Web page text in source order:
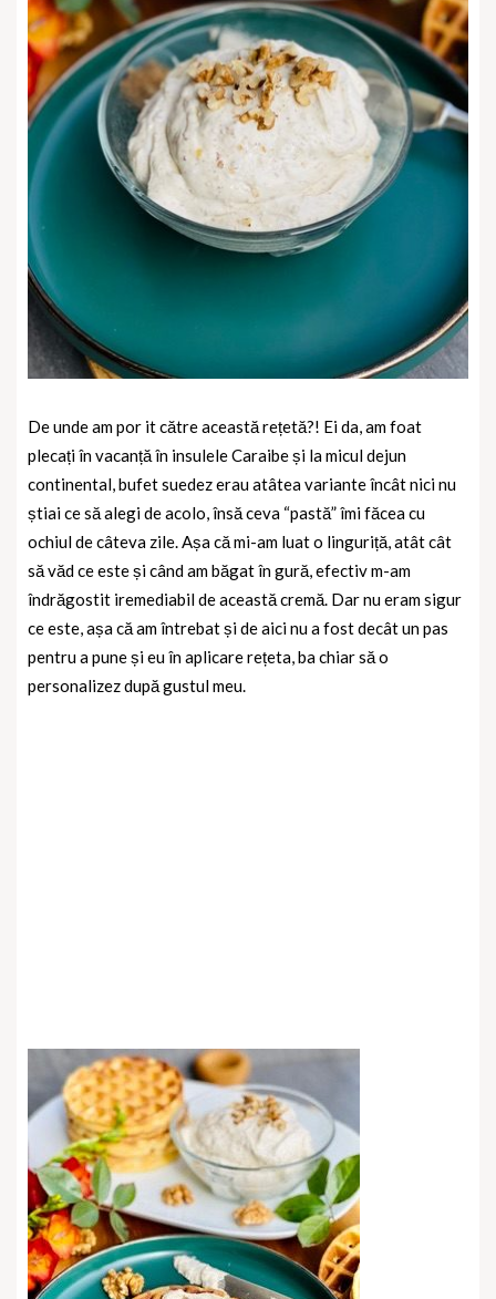
De unde am por it către această rețetă?! Ei da, am foat
plecați în vacanță în insulele Caraibe și la micul dejun
continental, bufet suedez erau atâtea variante încât nici nu
știai ce să alegi de acolo, însă ceva “pastă” îmi făcea cu
ochiul de câteva zile. Așa că mi-am luat o linguriță, atât cât
să văd ce este și când am băgat în gură, efectiv m-am
îndrăgostit iremediabil de această cremă. Dar nu eram sigur
ce este, așa că am întrebat și de aici nu a fost decât un pas
pentru a pune și eu în aplicare rețeta, ba chiar să o
personalizez după gustul meu.